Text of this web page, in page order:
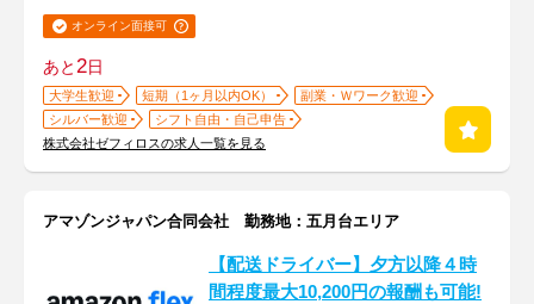
オンライン面接可
あと2日
大学生歓迎 短期（1ヶ月以内OK）
副業・Ｗワーク歓迎
シルバー歓迎
シフト自由・自己申告
株式会社ゼフィロスの求人一覧を見る
アマゾンジャパン合同会社 勤務地：五月台エリア
【配送ドライバー】夕方以降４時
間程度最大10,200円の報酬も可能!